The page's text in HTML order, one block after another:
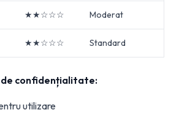
★★☆☆☆ Moderat
★★☆☆☆ Standard
confidențialitate:
utilizare